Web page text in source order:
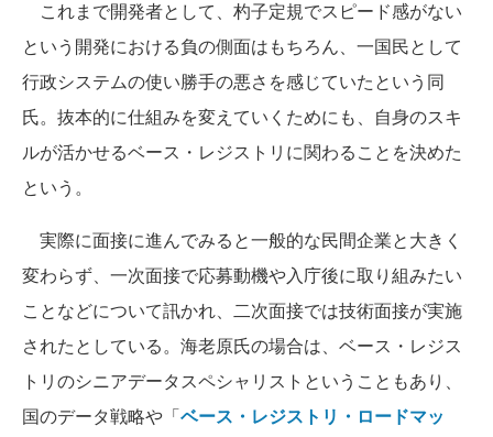
これまで開発者として、杓子定規でスピード感がない
という開発における負の側面はもちろん、一国民として
行政システムの使い勝手の悪さを感じていたという同
氏。抜本的に仕組みを変えていくためにも、自身のスキ
ルが活かせるベース・レジストリに関わることを決めた
という。
実際に面接に進んでみると一般的な民間企業と大きく
変わらず、一次面接で応募動機や入庁後に取り組みたい
ことなどについて訊かれ、二次面接では技術面接が実施
されたとしている。海老原氏の場合は、ベース・レジス
トリのシニアデータスペシャリストということもあり、
国のデータ戦略や「ベース・レジストリ・ロードマッ